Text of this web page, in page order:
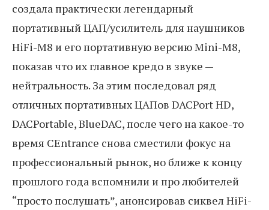
создала практически легендарный
портативный ЦАП/усилитель для наушников
HiFi-M8 и его портативную версию Mini-M8,
показав что их главное кредо в звуке —
нейтральность. За этим последовал ряд
отличных портативных ЦАПов DACPort HD,
DACPortable, BlueDAC, после чего на какое-то
время CEntrance снова сместили фокус на
профессиональный рынок, но ближе к концу
прошлого года вспомнили и про любителей
“просто послушать”, анонсировав сиквел HiFi-